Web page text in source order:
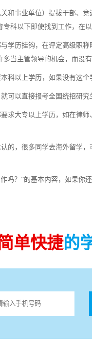
和事业单位）提拔干部、
科以下即使找到工作，在
学历挂钩，在评定高级职
当主管领导的机会，而没
科以上学历，如果没有这个
可以直接报考全国统招研
求大专以上学历，如在律
的，很多同学去海外留学
吗？”的基本内容，如果你
单快捷的